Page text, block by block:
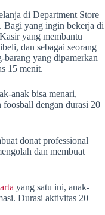
di Department Store
Bagi yang ingin bekerja di
yang membantu
dan sebagai seorang
barang yang dipamerkan
15 menit.
anak bisa menari,
dengan durasi 20
donat professional
dan membuat
yang satu ini, anak-
Durasi aktivitas 20